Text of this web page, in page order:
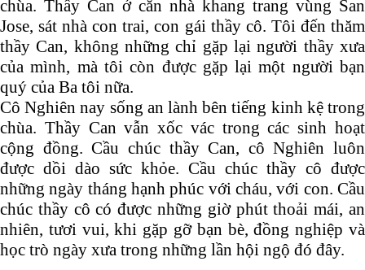
chùa. Thầy Can ở căn nhà khang trang vùng San
Jose, sát nhà con trai, con gái thầy cô. Tôi đến thăm
thầy Can, không những chỉ gặp lại người thầy xưa
của mình, mà tôi còn được gặp lại một người bạn
quý của Ba tôi nữa.
Cô Nghiên nay sống an lành bên tiếng kinh kệ trong
chùa. Thầy Can vẫn xốc vác trong các sinh hoạt
cộng đồng. Cầu chúc thầy Can, cô Nghiên luôn
được dồi dào sức khỏe. Cầu chúc thầy cô được
những ngày tháng hạnh phúc với cháu, với con. Cầu
chúc thầy cô có được những giờ phút thoải mái, an
nhiên, tươi vui, khi gặp gỡ bạn bè, đồng nghiệp và
học trò ngày xưa trong những lần hội ngộ đó đây.